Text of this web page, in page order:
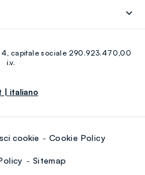
Linkedin
capitale sociale 290.923.470,00
i.v.
| italiano
cookie Cookie Policy
Sitemap